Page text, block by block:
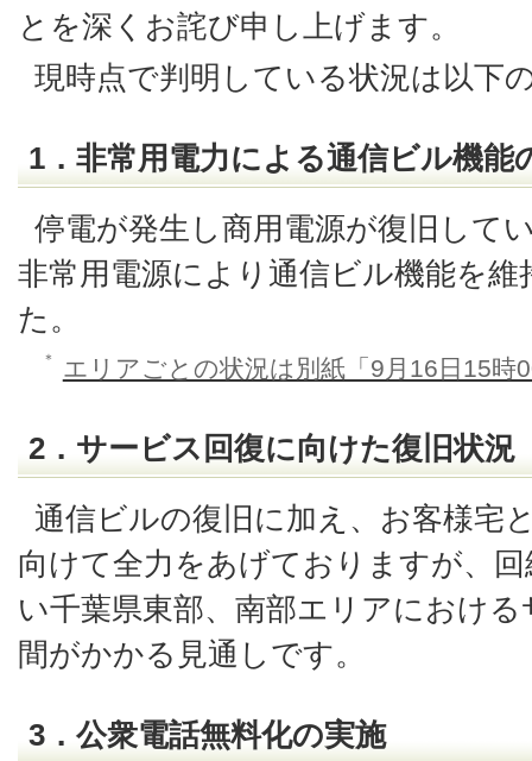
とを深くお詫び申し上げます。
現時点で判明している状況は以下
1．非常用電力による通信ビル機能
停電が発生し商用電源が復旧して
非常用電源により通信ビル機能を
た。
＊ エリアごとの状況は別紙「9月16日15時
2．サービス回復に向けた復旧状況
通信ビルの復旧に加え、お客様宅
向けて全力をあげておりますが、
い千葉県東部、南部エリアにおけ
間がかかる見通しです。
3．公衆電話無料化の実施